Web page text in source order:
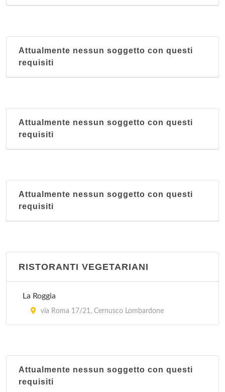
Attualmente nessun soggetto con questi
requisiti
Attualmente nessun soggetto con questi
requisiti
Attualmente nessun soggetto con questi
requisiti
RISTORANTI VEGETARIANI
La Roggia
via Roma 17/21, Cernusco Lombardone
Attualmente nessun soggetto con questi
requisiti